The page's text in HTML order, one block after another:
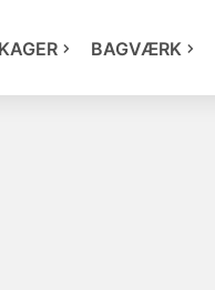
KAGER BAGVÆRK